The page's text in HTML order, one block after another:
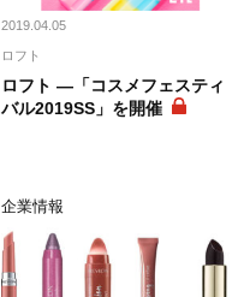
2019.04.05
ロフト
ロフト ―「コスメフェスティ
バル2019SS」を開催
企業情報